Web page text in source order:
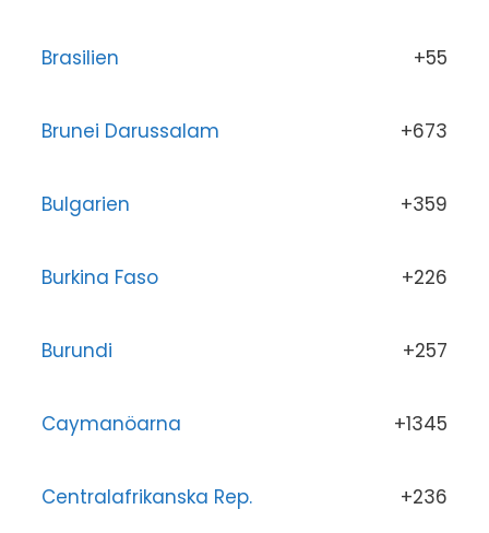
Brasilien +55
Brunei Darussalam +673
Bulgarien +359
Burkina Faso +226
Burundi +257
Caymanöarna +1345
Centralafrikanska Rep. +236